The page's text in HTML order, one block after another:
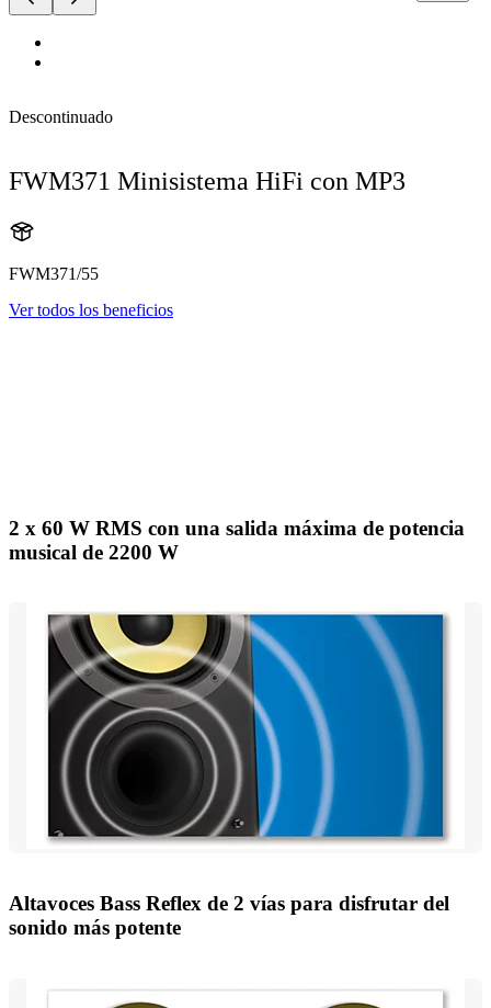
Descontinuado
FWM371 Minisistema HiFi con MP3
FWM371/55
Ver todos los beneficios
2 x 60 W RMS con una salida máxima de potencia
musical de 2200 W
Altavoces Bass Reflex de 2 vías para disfrutar del
sonido más potente